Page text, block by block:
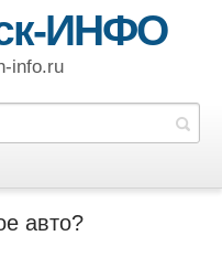
ИНФО
info.ru
авто?